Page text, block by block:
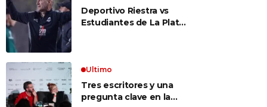
Deportivo Riestra vs
Estudiantes de La Plata,
cómo ver el partido
Ultimo
Tres escritores y una
pregunta clave en la